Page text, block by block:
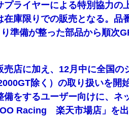
ライヤーによる特別協力の
在庫限りでの販売となる。品
準備が整った部品から順次
店に加え、12月中に全国の
除く）の取り扱いを開
備をするユーザー向けに、ネ
Racing 楽天市場店」を